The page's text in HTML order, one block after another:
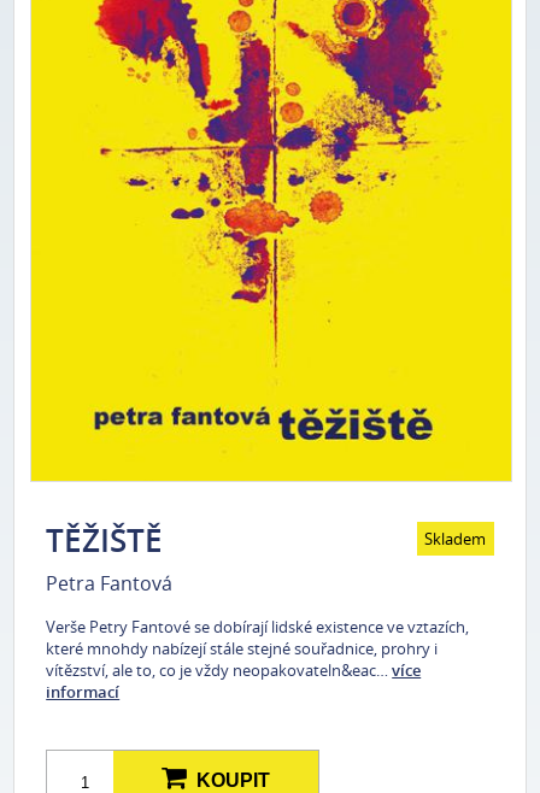
Skladem
TĚŽIŠTĚ
Petra Fantová
Verše Petry Fantové se dobírají lidské existence ve vztazích,
které mnohdy nabízejí stále stejné souřadnice, prohry i
vítězství, ale to, co je vždy neopakovateln&eac…více
informací
KOUPIT